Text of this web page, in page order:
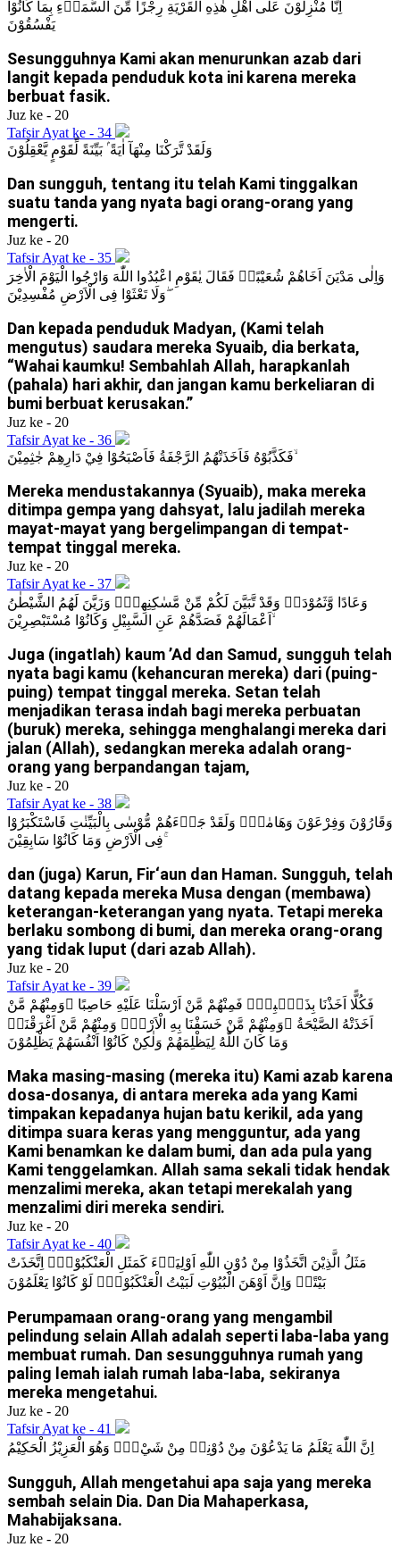
اِنَّا مُنْزِلُوْنَ عَلٰٓى اَهْلِ هٰذِهِ الْقَرْيَةِ رِجْزًا مِّنَ السَّمَاۤءِ بِمَا كَانُوْا
يَفْسُقُوْنَ
Sesungguhnya Kami akan menurunkan azab dari
langit kepada penduduk kota ini karena mereka
berbuat fasik.
Juz ke - 20
Tafsir Ayat ke - 34
وَلَقَدْ تَّرَكْنَا مِنْهَآ اٰيَةً ۢ بَيِّنَةً لِّقَوْمٍ يَّعْقِلُوْنَ
Dan sungguh, tentang itu telah Kami tinggalkan
suatu tanda yang nyata bagi orang-orang yang
mengerti.
Juz ke - 20
Tafsir Ayat ke - 35
وَاِلٰى مَدْيَنَ اَخَاهُمْ شُعَيْبًاۙ فَقَالَ يٰقَوْمِ اعْبُدُوا اللّٰهَ وَارْجُوا الْيَوْمَ الْاٰخِرَ
وَلَا تَعْثَوْا فِى الْاَرْضِ مُفْسِدِيْنَ ۖ
Dan kepada penduduk Madyan, (Kami telah
mengutus) saudara mereka Syuaib, dia berkata,
“Wahai kaumku! Sembahlah Allah, harapkanlah
(pahala) hari akhir, dan jangan kamu berkeliaran di
bumi berbuat kerusakan.”
Juz ke - 20
Tafsir Ayat ke - 36
فَكَذَّبُوْهُ فَاَخَذَتْهُمُ الرَّجْفَةُ فَاَصْبَحُوْا فِيْ دَارِهِمْ جٰثِمِيْنَ ۙ
Mereka mendustakannya (Syuaib), maka mereka
ditimpa gempa yang dahsyat, lalu jadilah mereka
mayat-mayat yang bergelimpangan di tempat-
tempat tinggal mereka.
Juz ke - 20
Tafsir Ayat ke - 37
وَعَادًا وَّثَمُوْدَا۟ وَقَدْ تَّبَيَّنَ لَكُمْ مِّنْ مَّسٰكِنِهِمْۗ وَزَيَّنَ لَهُمُ الشَّيْطٰنُ
اَعْمَالَهُمْ فَصَدَّهُمْ عَنِ السَّبِيْلِ وَكَانُوْا مُسْتَبْصِرِيْنَ ۙ
Juga (ingatlah) kaum ’Ad dan Samud, sungguh telah
nyata bagi kamu (kehancuran mereka) dari (puing-
puing) tempat tinggal mereka. Setan telah
menjadikan terasa indah bagi mereka perbuatan
(buruk) mereka, sehingga menghalangi mereka dari
jalan (Allah), sedangkan mereka adalah orang-
orang yang berpandangan tajam,
Juz ke - 20
Tafsir Ayat ke - 38
وَقَارُوْنَ وَفِرْعَوْنَ وَهَامٰنَۗ وَلَقَدْ جَاۤءَهُمْ مُّوْسٰى بِالْبَيِّنٰتِ فَاسْتَكْبَرُوْا
فِى الْاَرْضِ وَمَا كَانُوْا سَابِقِيْنَ ۚ
dan (juga) Karun, Fir‘aun dan Haman. Sungguh, telah
datang kepada mereka Musa dengan (membawa)
keterangan-keterangan yang nyata. Tetapi mereka
berlaku sombong di bumi, dan mereka orang-orang
yang tidak luput (dari azab Allah).
Juz ke - 20
Tafsir Ayat ke - 39
فَكُلًّا اَخَذْنَا بِذَنْۢبِهٖۙ فَمِنْهُمْ مَّنْ اَرْسَلْنَا عَلَيْهِ حَاصِبًا ۚوَمِنْهُمْ مَّنْ
اَخَذَتْهُ الصَّيْحَةُ ۚوَمِنْهُمْ مَّنْ خَسَفْنَا بِهِ الْاَرْضَۚ وَمِنْهُمْ مَّنْ اَغْرَقْنَاۚ
وَمَا كَانَ اللّٰهُ لِيَظْلِمَهُمْ وَلٰكِنْ كَانُوْٓا اَنْفُسَهُمْ يَظْلِمُوْنَ
Maka masing-masing (mereka itu) Kami azab karena
dosa-dosanya, di antara mereka ada yang Kami
timpakan kepadanya hujan batu kerikil, ada yang
ditimpa suara keras yang mengguntur, ada yang
Kami benamkan ke dalam bumi, dan ada pula yang
Kami tenggelamkan. Allah sama sekali tidak hendak
menzalimi mereka, akan tetapi merekalah yang
menzalimi diri mereka sendiri.
Juz ke - 20
Tafsir Ayat ke - 40
مَثَلُ الَّذِيْنَ اتَّخَذُوْا مِنْ دُوْنِ اللّٰهِ اَوْلِيَاۤءَ كَمَثَلِ الْعَنْكَبُوْتِۚ اِتَّخَذَتْ
بَيْتًاۗ وَاِنَّ اَوْهَنَ الْبُيُوْتِ لَبَيْتُ الْعَنْكَبُوْتِۘ لَوْ كَانُوْا يَعْلَمُوْنَ
Perumpamaan orang-orang yang mengambil
pelindung selain Allah adalah seperti laba-laba yang
membuat rumah. Dan sesungguhnya rumah yang
paling lemah ialah rumah laba-laba, sekiranya
mereka mengetahui.
Juz ke - 20
Tafsir Ayat ke - 41
اِنَّ اللّٰهَ يَعْلَمُ مَا يَدْعُوْنَ مِنْ دُوْنِهٖ مِنْ شَيْءٍۗ وَهُوَ الْعَزِيْزُ الْحَكِيْمُ
Sungguh, Allah mengetahui apa saja yang mereka
sembah selain Dia. Dan Dia Mahaperkasa,
Mahabijaksana.
Juz ke - 20